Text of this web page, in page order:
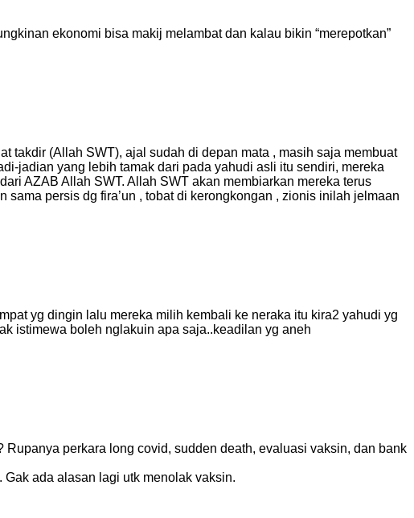
ekonomi bisa makij melambat dan kalau bikin “merepotkan”
takdir (Allah SWT), ajal sudah di depan mata , masih saja membuat
jadian yang lebih tamak dari pada yahudi asli itu sendiri, mereka
AZAB Allah SWT. Allah SWT akan membiarkan mereka terus
persis dg fira’un , tobat di kerongkongan , zionis inilah jelmaan
yg dingin lalu mereka milih kembali ke neraka itu kira2 yahudi yg
istimewa boleh nglakuin apa saja..keadilan yg aneh
perkara long covid, sudden death, evaluasi vaksin, dan bank
ada alasan lagi utk menolak vaksin.